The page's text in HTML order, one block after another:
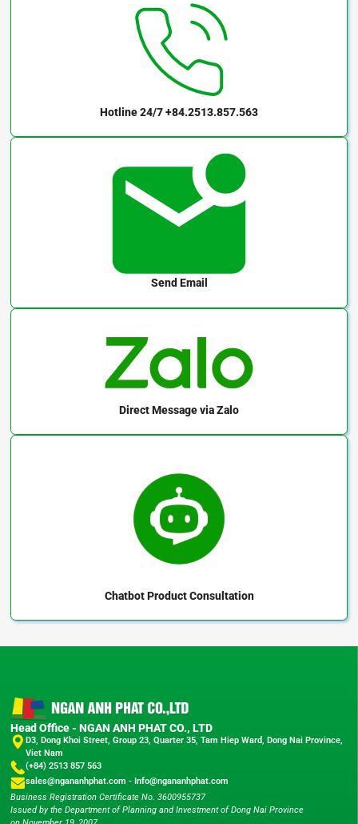
Hotline 24/7+84.2513.857.563
Send Email
Direct Messagevia Zalo
ChatbotProduct Consultation
Head Office - NGAN ANH PHAT CO., LTD
D3, Dong Khoi Street, Group 23, Quarter 35, Tam Hiep Ward, Dong Nai Province,
Viet Nam
(+84) 2513 857 563
sales@ngananhphat.com - Info@ngananhphat.com
Business Registration Certificate No. 3600955737
Issued by the Department of Planning and Investment of Dong Nai Province